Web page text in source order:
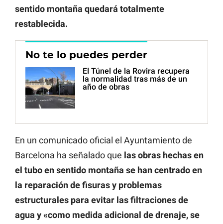
sentido montaña quedará totalmente
restablecida.
No te lo puedes perder
El Túnel de la Rovira recupera
la normalidad tras más de un
año de obras
En un comunicado oficial el Ayuntamiento de
Barcelona ha señalado que las obras hechas en
el tubo en sentido montaña se han centrado en
la reparación de fisuras y problemas
estructurales para evitar las filtraciones de
agua y «como medida adicional de drenaje, se